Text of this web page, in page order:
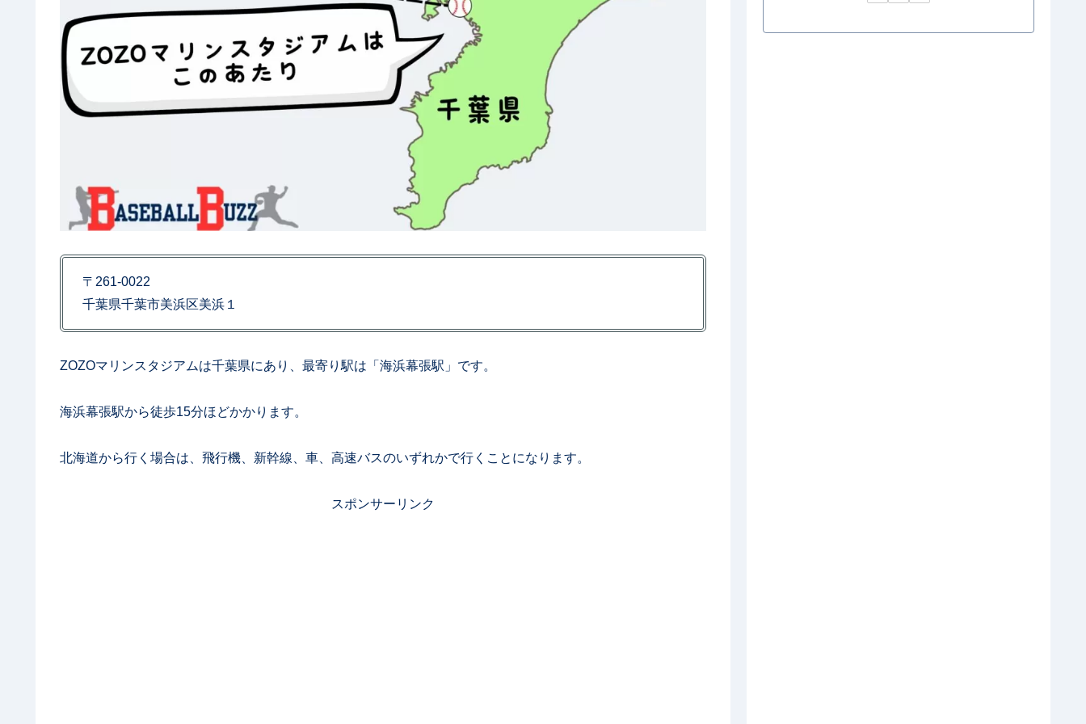
〒261-0022
千葉県千葉市美浜区美浜１
ZOZOマリンスタジアムは千葉県にあり、最寄り駅は「海浜幕張駅」です。
海浜幕張駅から徒歩15分ほどかかります。
北海道から行く場合は、飛行機、新幹線、車、高速バスのいずれかで行くことになります。
スポンサーリンク